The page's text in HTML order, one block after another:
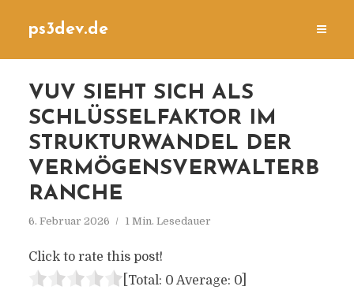
ps3dev.de
VUV SIEHT SICH ALS
SCHLÜSSELFAKTOR IM
STRUKTURWANDEL DER
VERMÖGENSVERWALTERB
RANCHE
6. Februar 2026 1 Min. Lesedauer
Click to rate this post!
[Total: 0 Average: 0]